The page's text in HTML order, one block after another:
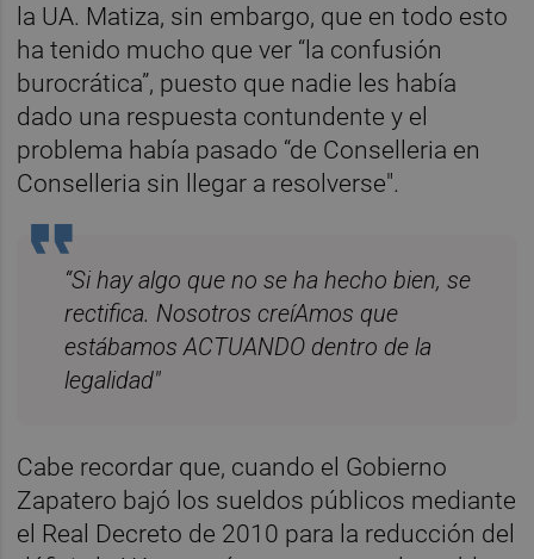
la UA. Matiza, sin embargo, que en todo esto
ha tenido mucho que ver “la confusión
burocrática”, puesto que nadie les había
dado una respuesta contundente y el
problema había pasado “de Conselleria en
Conselleria sin llegar a resolverse".
“Si hay algo que no se ha hecho bien, se
rectifica. Nosotros creíAmos que
estábamos ACTUANDO dentro de la
legalidad"
Cabe recordar que, cuando el Gobierno
Zapatero bajó los sueldos públicos mediante
el Real Decreto de 2010 para la reducción del